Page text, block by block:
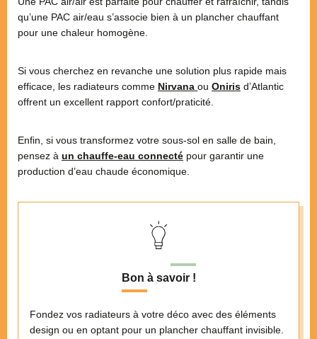
qu’une PAC air/eau s’associe bien à un plancher chauffant
pour une chaleur homogène.
Si vous cherchez en revanche une solution plus rapide mais
efficace, les radiateurs comme Nirvana ou Oniris d’Atlantic
offrent un excellent rapport confort/praticité.
Enfin, si vous transformez votre sous-sol en salle de bain,
pensez à un chauffe-eau connecté pour garantir une
production d’eau chaude économique.
Bon à savoir !
Fondez vos radiateurs à votre déco avec des éléments
design ou en optant pour un plancher chauffant invisible.